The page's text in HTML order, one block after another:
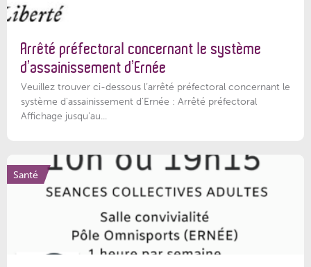
Arrêté préfectoral concernant le système
d’assainissement d’Ernée
Veuillez trouver ci-dessous l’arrêté préfectoral concernant le
système d'assainissement d'Ernée : Arrêté préfectoral
Affichage jusqu'au...
Santé